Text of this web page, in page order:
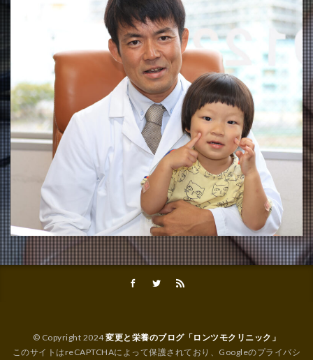
© Copyright 2024変更と栄養のブログ「ロンツモクリニック」
このサイトはreCAPTCHAによって保護されており、Googleのプライバシ